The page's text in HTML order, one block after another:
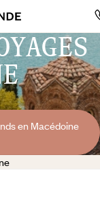
en Macédoine